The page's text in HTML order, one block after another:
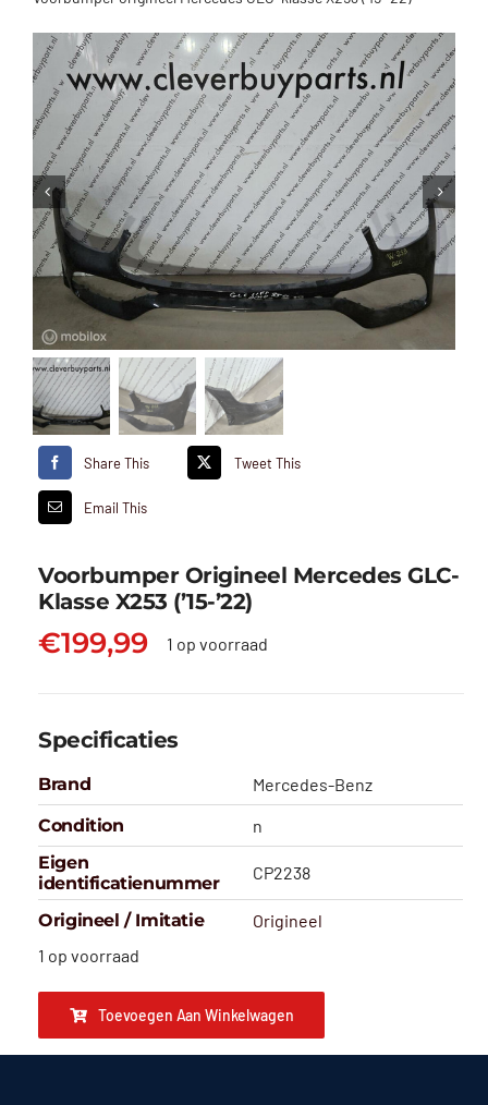
Share This Tweet This
Email This
Voorbumper Origineel Mercedes GLC-
Klasse X253 (’15-’22)
€199,99 1 op voorraad
Specificaties
Brand
Mercedes-Benz
Condition
n
Eigen
identificatienummer
CP2238
Origineel / Imitatie
Origineel
1 op voorraad
Toevoegen Aan Winkelwagen